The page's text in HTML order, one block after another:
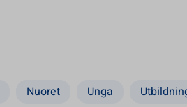
Nuoret Unga